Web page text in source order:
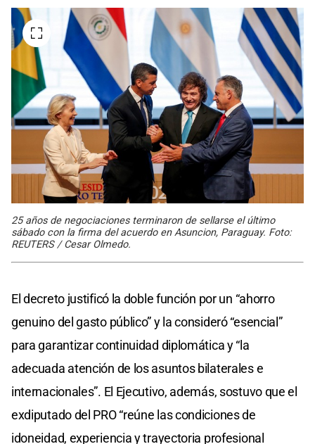
25 años de negociaciones terminaron de sellarse el último
sábado con la firma del acuerdo en Asuncion, Paraguay. Foto:
REUTERS / Cesar Olmedo.
El decreto justificó la doble función por un “ahorro
genuino del gasto público” y la consideró “esencial”
para garantizar continuidad diplomática y “la
adecuada atención de los asuntos bilaterales e
internacionales”. El Ejecutivo, además, sostuvo que el
exdiputado del PRO “reúne las condiciones de
idoneidad, experiencia y trayectoria profesional